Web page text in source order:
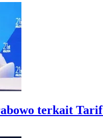
terkait